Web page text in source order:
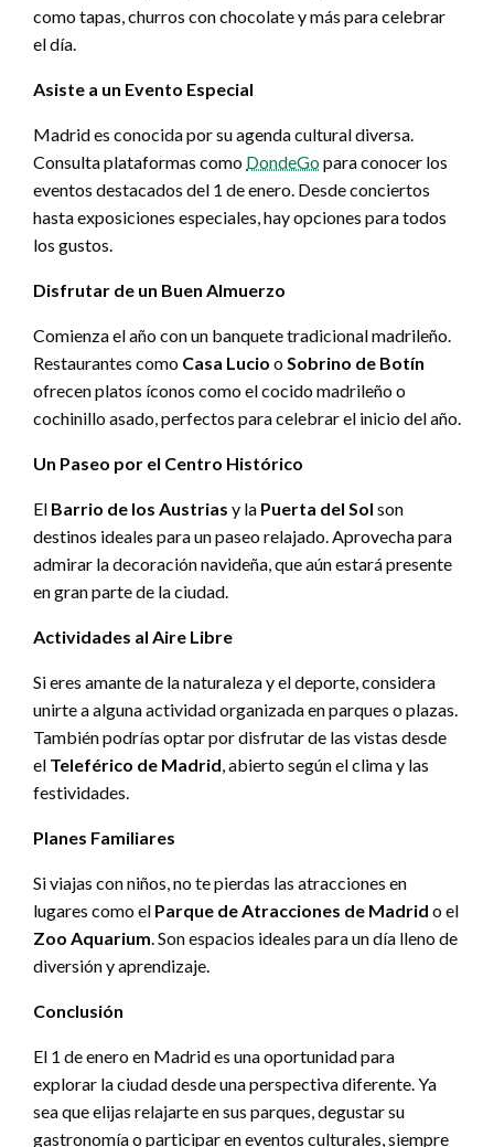
como tapas, churros con chocolate y más para celebrar
el día.
Asiste a un Evento Especial
Madrid es conocida por su agenda cultural diversa.
Consulta plataformas como DondeGopara conocer los
eventos destacados del 1 de enero. Desde conciertos
hasta exposiciones especiales, hay opciones para todos
los gustos.
Disfrutar de un Buen Almuerzo
Comienza el año con un banquete tradicional madrileño.
Restaurantes como Casa Lucio o Sobrino de Botín
ofrecen platos íconos como el cocido madrileño o
cochinillo asado, perfectos para celebrar el inicio del año.
Un Paseo por el Centro Histórico
El Barrio de los Austrias y la Puerta del Sol son
destinos ideales para un paseo relajado. Aprovecha para
admirar la decoración navideña, que aún estará presente
en gran parte de la ciudad.
Actividades al Aire Libre
Si eres amante de la naturaleza y el deporte, considera
unirte a alguna actividad organizada en parques o plazas.
También podrías optar por disfrutar de las vistas desde
el Teleférico de Madrid , abierto según el clima y las
festividades.
Planes Familiares
Si viajas con niños, no te pierdas las atracciones en
lugares como el Parque de Atracciones de Madrid o el
Zoo Aquarium . Son espacios ideales para un día lleno de
diversión y aprendizaje.
Conclusión
El 1 de enero en Madrid es una oportunidad para
explorar la ciudad desde una perspectiva diferente. Ya
sea que elijas relajarte en sus parques, degustar su
gastronomía o participar en eventos culturales, siempre